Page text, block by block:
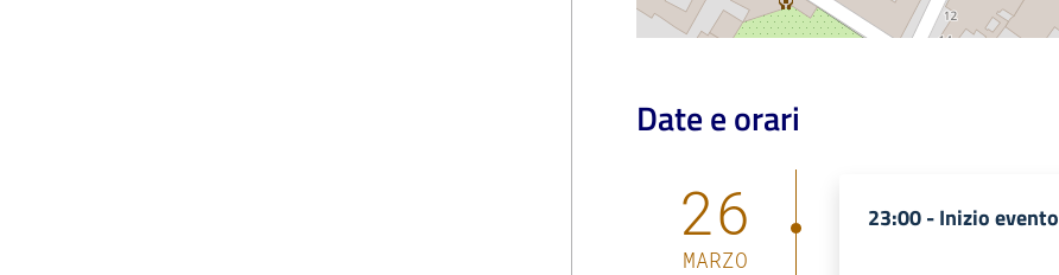
Date e orari
26
MARZO
23:00 -Inizio evento